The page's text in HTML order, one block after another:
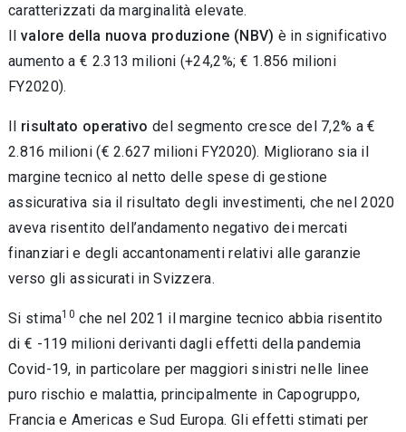
caratterizzati da marginalità elevate.
Il valore della nuova produzione (NBV) è in significativo
aumento a € 2.313 milioni (+24,2%; € 1.856 milioni
FY2020).
Il risultato operativo del segmento cresce del 7,2% a €
2.816 milioni (€ 2.627 milioni FY2020). Migliorano sia il
margine tecnico al netto delle spese di gestione
assicurativa sia il risultato degli investimenti, che nel 2020
aveva risentito dell’andamento negativo dei mercati
finanziari e degli accantonamenti relativi alle garanzie
verso gli assicurati in Svizzera.
Si stima10 che nel 2021 il margine tecnico abbia risentito
di € -119 milioni derivanti dagli effetti della pandemia
Covid-19, in particolare per maggiori sinistri nelle linee
puro rischio e malattia, principalmente in Capogruppo,
Francia e Americas e Sud Europa. Gli effetti stimati per